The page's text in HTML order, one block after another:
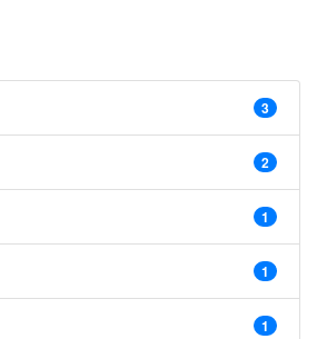
3
2
1
1
1